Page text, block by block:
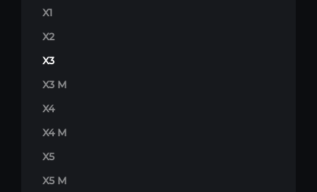
X1
X2
X3
X3 M
X4
X4 M
X5
X5 M